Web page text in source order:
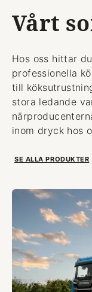
Vårt
Hos oss hittar
professionella
till
stora ledande
inom dryck hos
SE ALLA PRODUKTER